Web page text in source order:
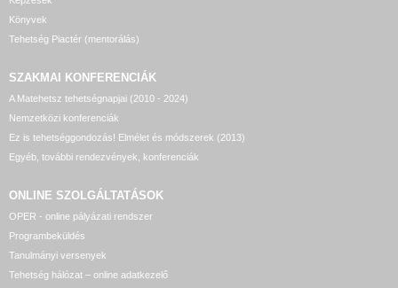
Könyvek
Tehetség Piactér (mentorálás)
SZAKMAI KONFERENCIÁK
A Matehetsz tehetségnapjai (2010 - 2024)
Nemzetközi konferenciák
Ez is tehetséggondozás! Elmélet és módszerek (2013)
Egyéb, további rendezvények, konferenciák
ONLINE SZOLGÁLTATÁSOK
OPER - online pályázati rendszer
Programbeküldés
Tanulmányi versenyek
Tehetség hálózat – online adatkezelő